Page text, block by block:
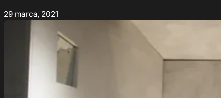
29 marca, 2021